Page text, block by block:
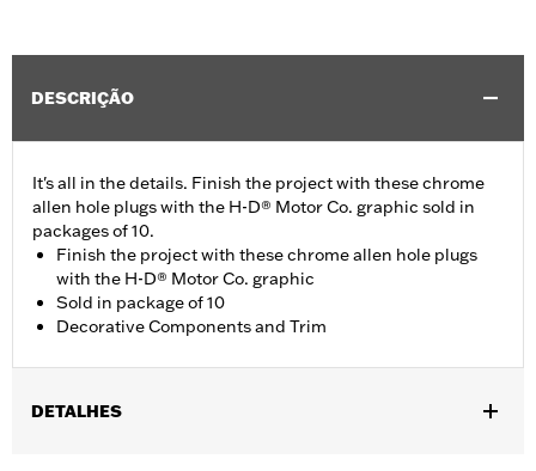
DESCRIÇÃO
It's all in the details. Finish the project with these chrome
allen hole plugs with the H-D® Motor Co. graphic sold in
packages of 10.
Finish the project with these chrome allen hole plugs
with the H-D® Motor Co. graphic
Sold in package of 10
Decorative Components and Trim
DETALHES